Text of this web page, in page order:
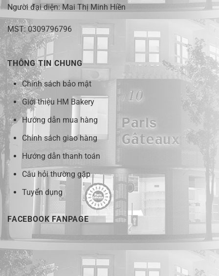
Người đại diện: Mai Thị Minh Hiền
MST: 0309796796
THÔNG TIN CHUNG
Chính sách bảo mật
Giới thiệu HM Bakery
Hướng dẫn mua hàng
Chính sách giao hàng
Hướng dẫn thanh toán
Câu hỏi thường gặp
Tuyển dụng
FACEBOOK FANPAGE